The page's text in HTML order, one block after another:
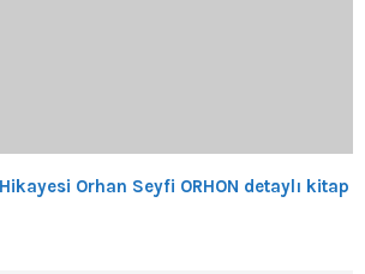
Orhan Seyfi ORHON detaylı kitap